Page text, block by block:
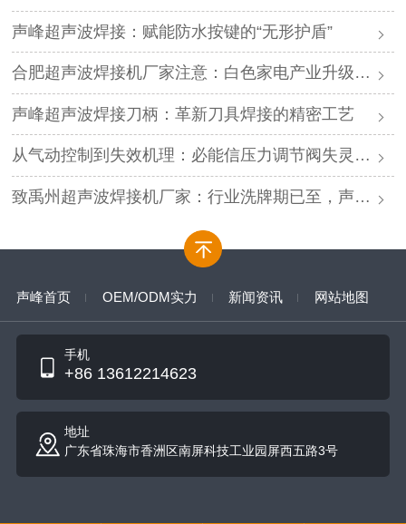
声峰超声波焊接：赋能防水按键的“无形护盾”
合肥超声波焊接机厂家注意：白色家电产业升级，声峰源头工厂诚邀加盟
声峰超声波焊接刀柄：革新刀具焊接的精密工艺
从气动控制到失效机理：必能信压力调节阀失灵的深度解析与专业修复
致禹州超声波焊接机厂家：行业洗牌期已至，声峰源头工厂邀您抱团取暖
声峰首页 OEM/ODM实力 新闻资讯 网站地图
手机
+86 13612214623
地址
广东省珠海市香洲区南屏科技工业园屏西五路3号